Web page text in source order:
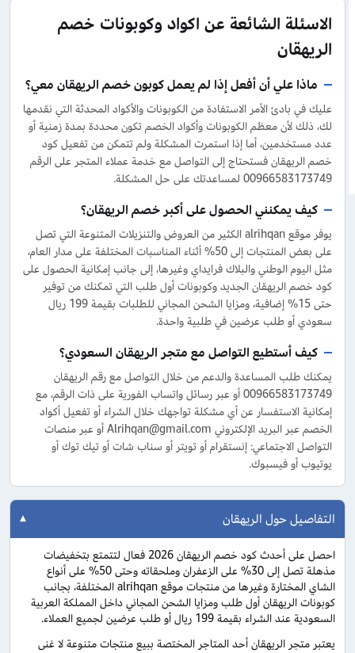
الاسئلة الشائعة عن اكواد وكوبونات خصم
الريهقان
ماذا علي أن أفعل إذا لم يعمل كوبون خصم الريهقان معي؟
عليك في بادئ الأمر الاستفادة من الكوبونات والأكواد المحدثة التي نقدمها
لك، ذلك لأن معظم الكوبونات وأكواد الخصم تكون محددة بمدة زمنية أو
عدد مستخدمين، أما إذا استمرت المشكلة ولم تتمكن من تفعيل كود
خصم الريهقان فستحتاج إلى التواصل مع خدمة عملاء المتجر على الرقم
00966583173749 لمساعدتك على حل المشكلة.
كيف يمكنني الحصول على أكبر خصم الريهقان؟
يوفر موقع alrihqan الكثير من العروض والتنزيلات المتنوعة التي تصل
على بعض المنتجات إلى 50% أثناء المناسبات المختلفة على مدار العام،
مثل اليوم الوطني والبلاك فرايداي وغيرها، إلى جانب إمكانية الحصول على
كود خصم الريهقان الجديد وكوبونات أول طلب التي تمكنك من توفير
حتى 15% إضافية، ومزايا الشحن المجاني للطلبات بقيمة 199 ريال
سعودي أو طلب عرضين في طلبية واحدة.
كيف أستطيع التواصل مع متجر الريهقان السعودي؟
يمكنك طلب المساعدة والدعم من خلال التواصل مع رقم الريهقان
00966583173749 أو عبر رسائل واتساب الفورية على ذات الرقم، مع
إمكانية الاستفسار عن أي مشكلة تواجهك خلال الشراء أو تفعيل أكواد
الخصم عبر البريد الإلكتروني Alrihqan@gmail.com أو عبر منصات
التواصل الاجتماعي: إنستقرام أو تويتر أو سناب شات أو تيك توك أو
يوتيوب أو فيسبوك.
التفاصيل حول الريهقان
احصل على أحدث كود خصم الريهقان 2026 فعال لتتمتع بتخفيضات
مذهلة تصل إلى 30% على الزعفران وملحقاته وحتى 50% على أنواع
الشاي المختارة وغيرها من منتجات موقع alrihqan المختلفة، بجانب
كوبونات الريهقان أول طلب ومزايا الشحن المجاني داخل المملكة العربية
السعودية عند الشراء بقيمة 199 ريال أو طلب عرضين لجميع العملاء.
يعتبر متجر الريهقان أحد المتاجر المختصة ببيع منتجات متنوعة لا غنى